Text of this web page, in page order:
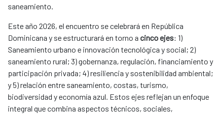
saneamiento.
Este año 2026, el encuentro se celebrará en República
Dominicana y se estructurará en torno a cinco ejes: 1)
Saneamiento urbano e innovación tecnológica y social; 2)
saneamiento rural; 3) gobernanza, regulación, financiamiento y
participación privada; 4) resiliencia y sostenibilidad ambiental;
y 5) relación entre saneamiento, costas, turismo,
biodiversidad y economía azul. Estos ejes reflejan un enfoque
integral que combina aspectos técnicos, sociales,